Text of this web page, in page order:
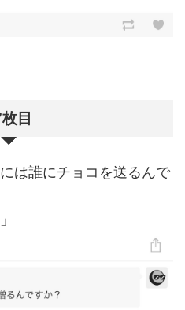
目
は誰にチョコを送るんで